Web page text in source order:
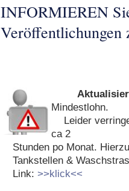
INFORMIEREN
Veröffentlichungen
Mindestlohn.
Leider
ca 2
Stunden po Monat.
Tankstellen &
Link: >>klick<<